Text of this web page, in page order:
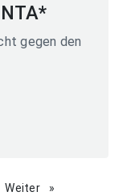
gegen den
Weiter page